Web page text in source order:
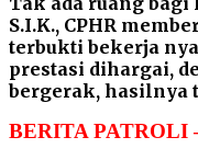
S.I.K., CPHR
terbukti bekerja
prestasi dihargai,
bergerak, hasilnya
BERITA PATROLI